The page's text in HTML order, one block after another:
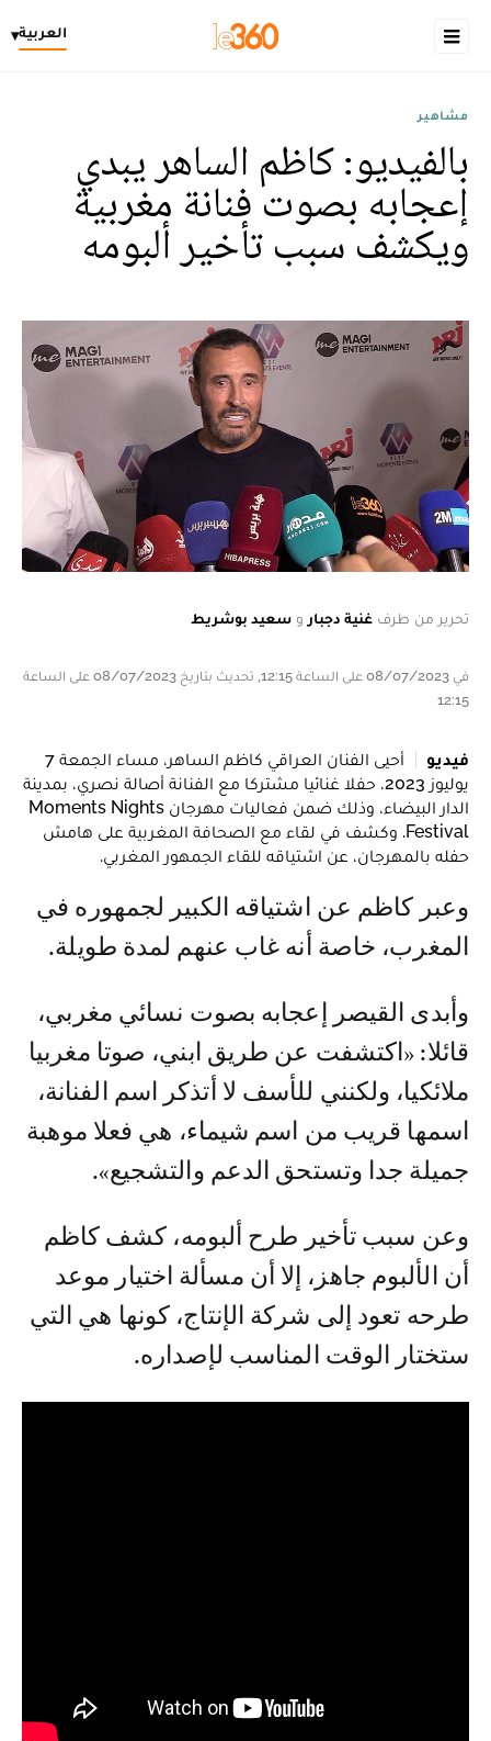
العربية▾
مشاهير
بالفيديو: كاظم الساهر يبدي
إعجابه بصوت فنانة مغربية
ويكشف سبب تأخير ألبومه
تحرير من طرف غنية دجبار و سعيد بوشريط
في 08/07/2023 على الساعة 12:15, تحديث بتاريخ 08/07/2023 على الساعة
12:15
فيديو
أحيى الفنان العراقي كاظم الساهر، مساء الجمعة 7
يوليوز 2023، حفلا غنائيا مشتركا مع الفنانة أصالة نصري، بمدينة
الدار البيضاء، وذلك ضمن فعاليات مهرجان Moments Nights
Festival. وكشف في لقاء مع الصحافة المغربية على هامش
حفله بالمهرجان، عن اشتياقه للقاء الجمهور المغربي.
وعبر كاظم عن اشتياقه الكبير لجمهوره في
المغرب، خاصة أنه غاب عنهم لمدة طويلة.
وأبدى القيصر إعجابه بصوت نسائي مغربي،
قائلا: «اكتشفت عن طريق ابني، صوتا مغربيا
ملائكيا، ولكنني للأسف لا أتذكر اسم الفنانة،
اسمها قريب من اسم شيماء، هي فعلا موهبة
جميلة جدا وتستحق الدعم والتشجيع».
وعن سبب تأخير طرح ألبومه، كشف كاظم
أن الألبوم جاهز، إلا أن مسألة اختيار موعد
طرحه تعود إلى شركة الإنتاج، كونها هي التي
ستختار الوقت المناسب لإصداره.